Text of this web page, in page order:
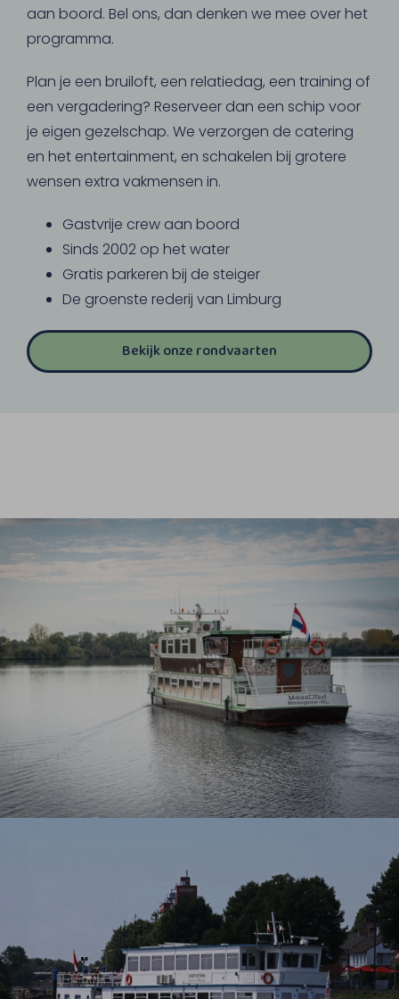
aan boord. Bel ons, dan denken we mee over het
programma.
Plan je een bruiloft, een relatiedag, een training of
een vergadering? Reserveer dan een schip voor
je eigen gezelschap. We verzorgen de catering
en het entertainment, en schakelen bij grotere
wensen extra vakmensen in.
Gastvrije crew aan boord
Sinds 2002 op het water
Gratis parkeren bij de steiger
De groenste rederij van Limburg
Bekijk onze rondvaarten